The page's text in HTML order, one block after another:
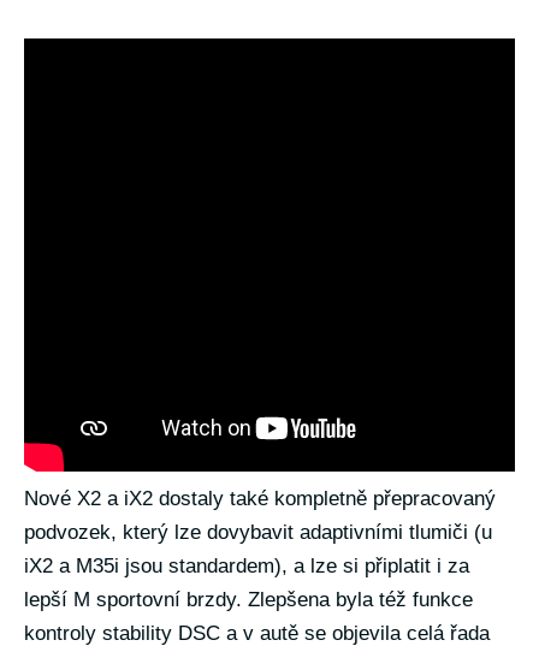
Nové X2 a iX2 dostaly také kompletně přepracovaný
podvozek, který lze dovybavit adaptivními tlumiči (u
iX2 a M35i jsou standardem), a lze si připlatit i za
lepší M sportovní brzdy. Zlepšena byla též funkce
kontroly stability DSC a v autě se objevila celá řada